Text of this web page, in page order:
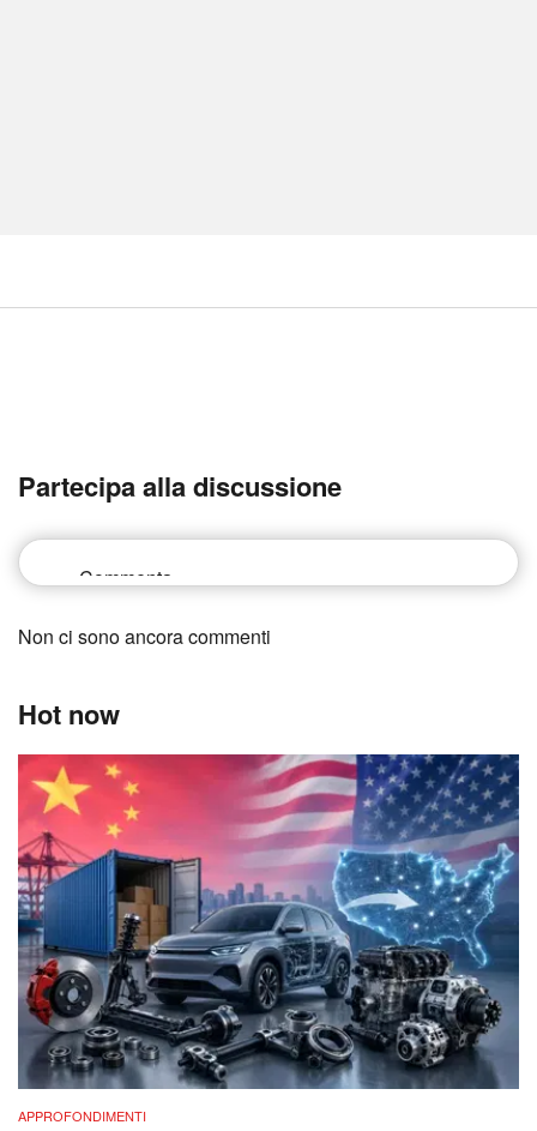
Partecipa alla discussione
Non ci sono ancora commenti
Hot now
APPROFONDIMENTI